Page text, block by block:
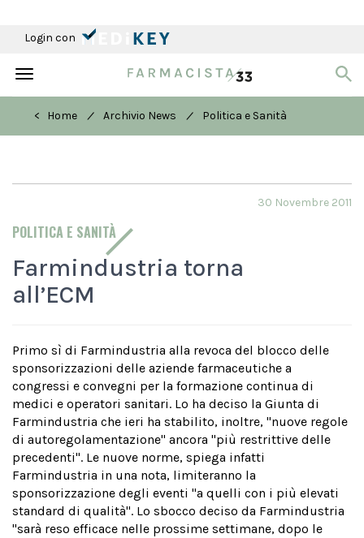
Login con
Toggle
< Home
/ Archivio News / Politica e Sanità
POLITICA E SANITÀ
30 Novembre 2011
Farmindustria torna
all’ECM
Primo sì di Farmindustria alla revoca del blocco delle
sponsorizzazioni delle aziende farmaceutiche a
congressi e convegni per la formazione continua di
medici e operatori sanitari. Lo ha deciso la Giunta di
Farmindustria che ieri ha stabilito, inoltre, "nuove regole
di autoregolamentazione" ancora "più restrittive delle
precedenti". Le nuove norme, spiega infatti
Farmindustria in una nota, limiteranno la
sponsorizzazione degli eventi "a quelli con i più elevati
standard di qualità". Lo sbocco deciso da Farmindustria
"sarà reso efficace nelle prossime settimane, dopo le